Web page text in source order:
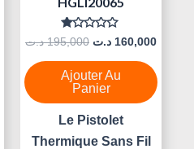
Note
0
Sur
5
195,000 د.ت 160,000 د.ت
Ajouter Au
Panier
Le Pistolet
Thermique Sans Fil